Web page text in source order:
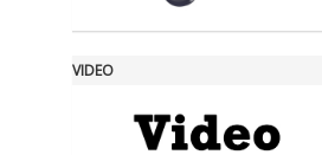
VIDEO